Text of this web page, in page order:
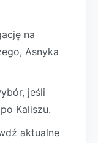
na
Asnyka
jeśli
Kaliszu.
aktualne